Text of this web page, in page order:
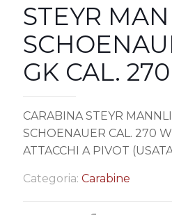
STEYR
GK CAL.
CARABINA STEYR
SCHOENAUER CAL. 270
ATTACCHI A PIVOT
Categoria: Carabine